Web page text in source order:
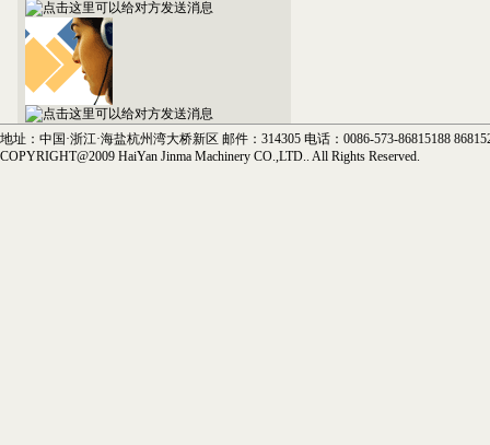
地址：中国·浙江·海盐杭州湾大桥新区 邮件：314305 电话：0086-573-86815188
COPYRIGHT@2009 HaiYan Jinma Machinery CO.,LTD.. All Rights Reserved.